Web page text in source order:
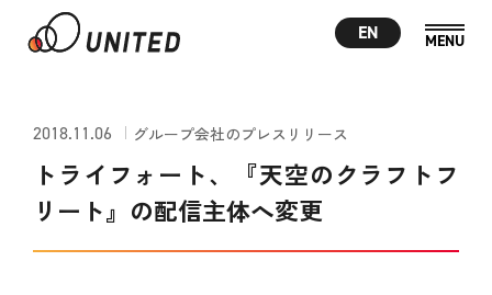
EN
2018.11.06 グループ会社のプレスリリース
トライフォート、『天空のクラフトフ
リート』の配信主体へ変更